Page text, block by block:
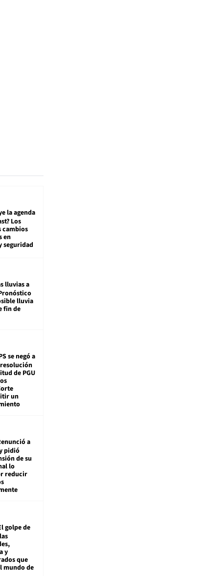
la agenda
Los
cambios
en
seguridad
lluvias a
lluvia
fin de
se negó a
de PGU
un
a
pidió
de su
lo
reducir
golpe de
y
que
mundo de